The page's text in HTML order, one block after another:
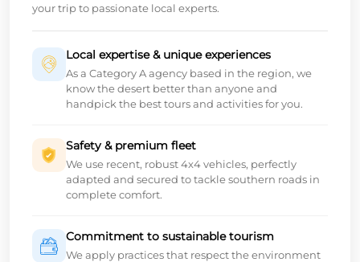
your trip to passionate local experts.
Local expertise & unique experiences
As a Category A agency based in the region, we
know the desert better than anyone and
handpick the best tours and activities for you.
Safety & premium fleet
We use recent, robust 4x4 vehicles, perfectly
adapted and secured to tackle southern roads in
complete comfort.
Commitment to sustainable tourism
We apply practices that respect the environment